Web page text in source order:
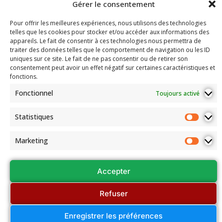
Gérer le consentement
Pour offrir les meilleures expériences, nous utilisons des technologies
telles que les cookies pour stocker et/ou accéder aux informations des
appareils. Le fait de consentir à ces technologies nous permettra de
traiter des données telles que le comportement de navigation ou les ID
uniques sur ce site. Le fait de ne pas consentir ou de retirer son
consentement peut avoir un effet négatif sur certaines caractéristiques et
fonctions.
Fonctionnel Toujours activé
Statistiques
Marketing
Accepter
Refuser
Enregistrer les préférences
La
Fédération
Française
de Bridge
Compétitions
du Comité
Jeunesse
Mentions
Légales
documents
l’association
Générales
régionaux
100 route de Paris
69260 Charbonnières-les-Bains
Email: secretariat.colybridge@gmail.com
Tél: 04 78 42 10 89